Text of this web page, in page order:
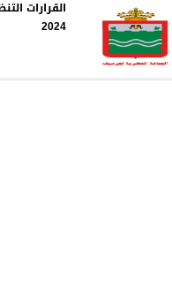
القرارات
2024